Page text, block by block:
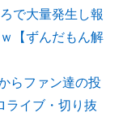
で大量発生し報
【ずんだもん解
らファン達の投
ライブ・切り抜